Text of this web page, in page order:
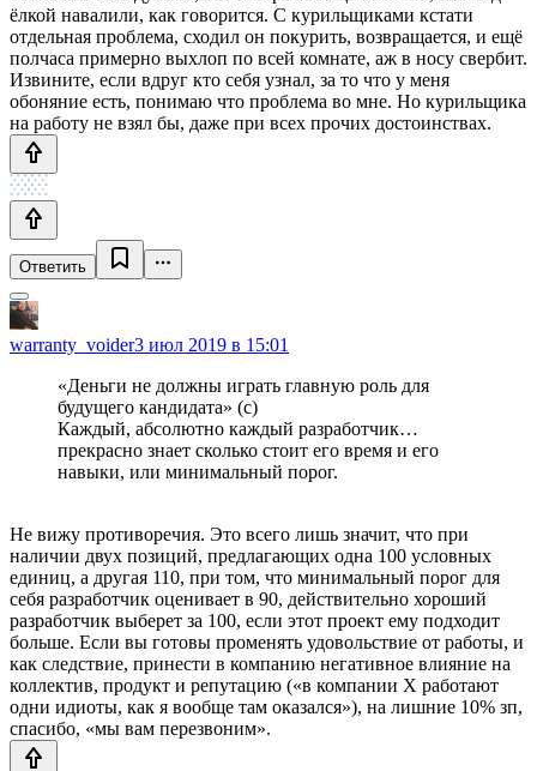
ёлкой навалили, как говорится. С курильщиками кстати
отдельная проблема, сходил он покурить, возвращается, и ещё
полчаса примерно выхлоп по всей комнате, аж в носу свербит.
Извините, если вдруг кто себя узнал, за то что у меня
обоняние есть, понимаю что проблема во мне. Но курильщика
на работу не взял бы, даже при всех прочих достоинствах.
Ответить
warranty_voider3 июл 2019 в 15:01
«Деньги не должны играть главную роль для
будущего кандидата» (с)
Каждый, абсолютно каждый разработчик…
прекрасно знает сколько стоит его время и его
навыки, или минимальный порог.
Не вижу противоречия. Это всего лишь значит, что при
наличии двух позиций, предлагающих одна 100 условных
единиц, а другая 110, при том, что минимальный порог для
себя разработчик оценивает в 90, действительно хороший
разработчик выберет за 100, если этот проект ему подходит
больше. Если вы готовы променять удовольствие от работы, и
как следствие, принести в компанию негативное влияние на
коллектив, продукт и репутацию («в компании Х работают
одни идиоты, как я вообще там оказался»), на лишние 10% зп,
спасибо, «мы вам перезвоним».